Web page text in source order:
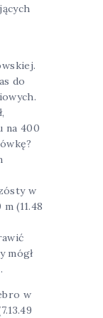
do
na 400
w
(11.48
mógł
w